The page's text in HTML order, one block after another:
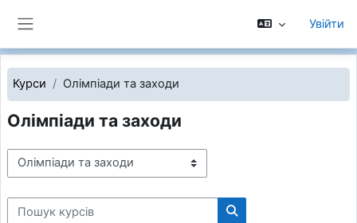
Увійти
Курси Олімпіади та заходи
Олімпіади та заходи
Категорії курсів
Пошук курсів